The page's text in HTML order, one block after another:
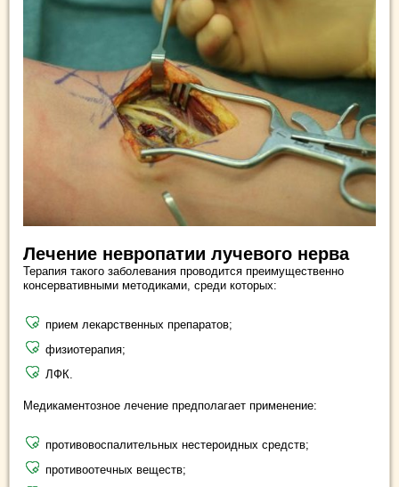
Лечение невропатии лучевого нерва
Терапия такого заболевания проводится преимущественно
консервативными методиками, среди которых:
прием лекарственных препаратов;
физиотерапия;
ЛФК.
Медикаментозное лечение предполагает применение:
противовоспалительных нестероидных средств;
противоотечных веществ;